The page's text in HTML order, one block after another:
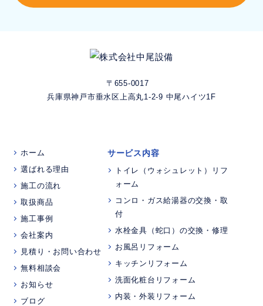
〒655-0017
兵庫県神戸市垂水区上高丸1-2-9 中尾ハイツ1F
ホーム
選ばれる理由
施工の流れ
取扱商品
施工事例
会社案内
見積り・お問い合わせ
無料相談会
お知らせ
ブログ
サービス内容
トイレ（ウォシュレット）リフ
ォーム
コンロ・ガス給湯器の交換・取
付
水栓金具（蛇口）の交換・修理
お風呂リフォーム
キッチンリフォーム
洗面化粧台リフォーム
内装・外装リフォーム